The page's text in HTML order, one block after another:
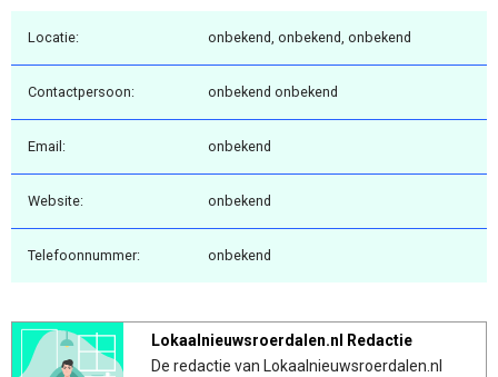
Locatie: onbekend, onbekend, onbekend
Contactpersoon: onbekend onbekend
Email: onbekend
Website: onbekend
Telefoonnummer: onbekend
Lokaalnieuwsroerdalen.nl Redactie
De redactie van Lokaalnieuwsroerdalen.nl